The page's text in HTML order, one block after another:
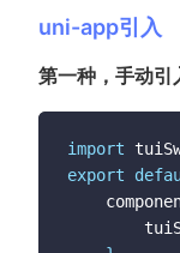
uni-app引入
第一种，手动引
import
export